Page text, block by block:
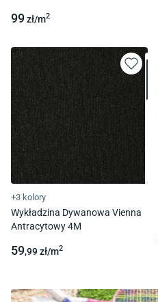
99zł/m2
+3 kolory
Wykładzina Dywanowa Vienna
Antracytowy 4M
59,99zł/m2